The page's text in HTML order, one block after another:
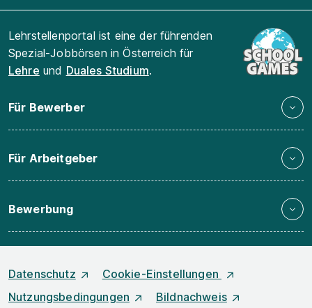
Lehrstellenportal ist eine der führenden
Spezial-Jobbörsen in Österreich für
Lehre und Duales Studium.
Für Bewerber
Für Arbeitgeber
Bewerbung
Datenschutz
Cookie-Einstellungen
Nutzungsbedingungen
Bildnachweis